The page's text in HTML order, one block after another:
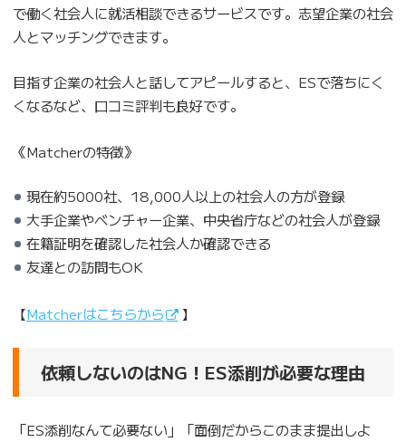
で働く社会人に就活相談できるサービスです。志望企業の社会
人とマッチングできます。
目指す企業の社会人と話してアピールすると、ESで落ちにく
くなるなど、口コミ評判も良好です。
《Matcherの特徴》
現在約5000社、18,000人以上の社会人の方が登録
大手企業やベンチャー企業、中央省庁などの社会人が登録
在籍証明を確認した社会人か確認できる
友達との訪問もOK
【Matcherはこちらから 】
依頼しないのはNG！ES添削が必要な理由
「ES添削なんて必要ない」「面倒だからこのまま提出しよ